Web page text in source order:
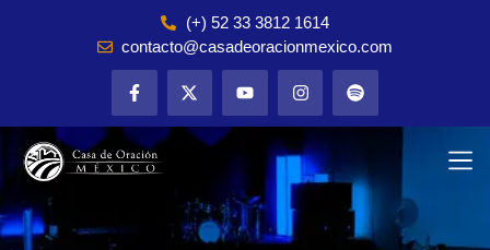
(+) 52 33 3812 1614
contacto@casadeoracionmexico.com